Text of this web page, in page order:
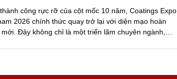
công rực rỡ của cột mốc 10 năm, Coatings Expo
2026 chính thức quay trở lại với diện mạo hoàn
mới. Đây không chỉ là một triển lãm chuyên ngành,